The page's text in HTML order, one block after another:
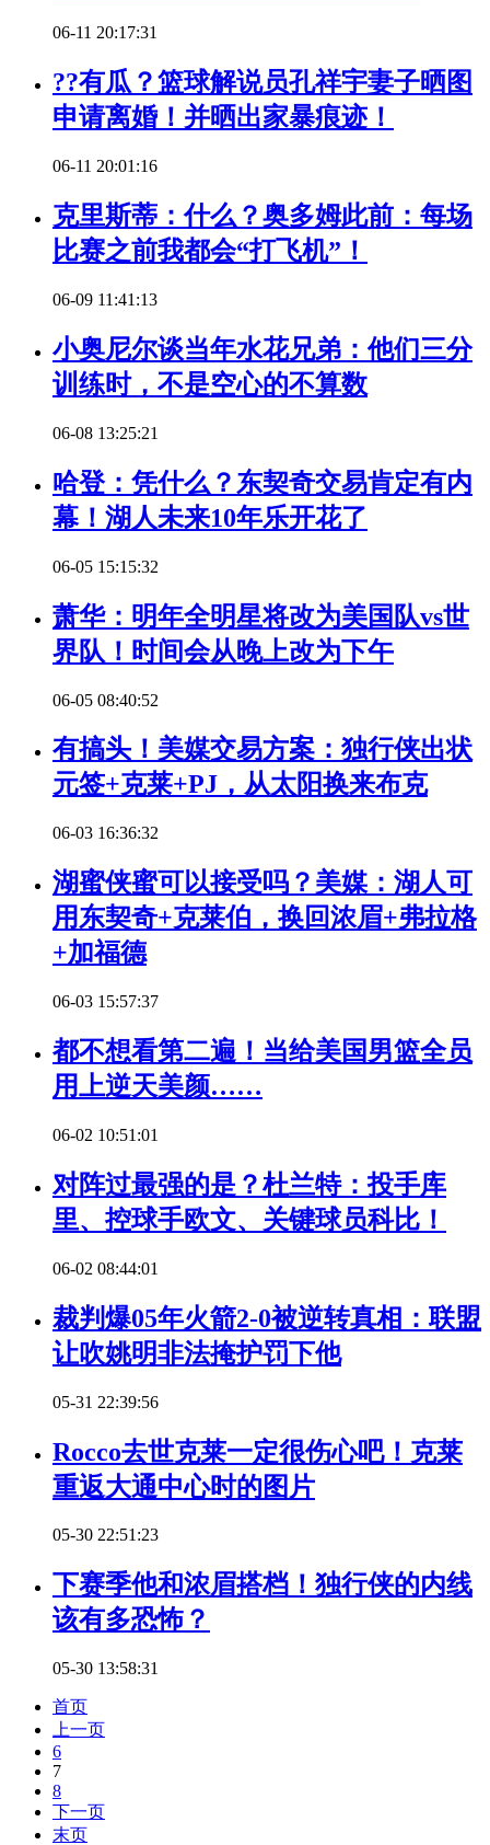
06-11 20:17:31
??有瓜？篮球解说员孔祥宇妻子晒图
申请离婚！并晒出家暴痕迹！
06-11 20:01:16
克里斯蒂：什么？奥多姆此前：每场
比赛之前我都会“打飞机”！
06-09 11:41:13
小奥尼尔谈当年水花兄弟：他们三分
训练时，不是空心的不算数
06-08 13:25:21
哈登：凭什么？东契奇交易肯定有内
幕！湖人未来10年乐开花了
06-05 15:15:32
萧华：明年全明星将改为美国队vs世
界队！时间会从晚上改为下午
06-05 08:40:52
有搞头！美媒交易方案：独行侠出状
元签+克莱+PJ，从太阳换来布克
06-03 16:36:32
湖蜜侠蜜可以接受吗？美媒：湖人可
用东契奇+克莱伯，换回浓眉+弗拉格
+加福德
06-03 15:57:37
都不想看第二遍！当给美国男篮全员
用上逆天美颜……
06-02 10:51:01
对阵过最强的是？杜兰特：投手库
里、控球手欧文、关键球员科比！
06-02 08:44:01
裁判爆05年火箭2-0被逆转真相：联盟
让吹姚明非法掩护罚下他
05-31 22:39:56
Rocco去世克莱一定很伤心吧！克莱
重返大通中心时的图片
05-30 22:51:23
下赛季他和浓眉搭档！独行侠的内线
该有多恐怖？
05-30 13:58:31
首页
上一页
6
7
8
下一页
末页